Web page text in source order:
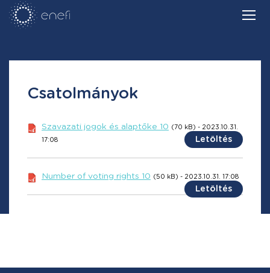
Csatolmányok
Szavazati jogok és alaptőke 10 (70 kB) - 2023.10.31.
17:08 Letöltés
Number of voting rights 10 (50 kB) - 2023.10.31. 17:08
Letöltés